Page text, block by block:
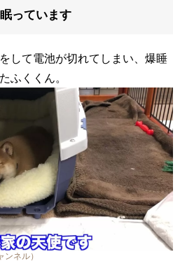
っています
して電池が切れてしまい、爆睡
ふくくん。
ネル）